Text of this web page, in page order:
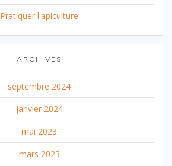
Pratiquer l'apiculture
ARCHIVES
septembre 2024
janvier 2024
mai 2023
mars 2023